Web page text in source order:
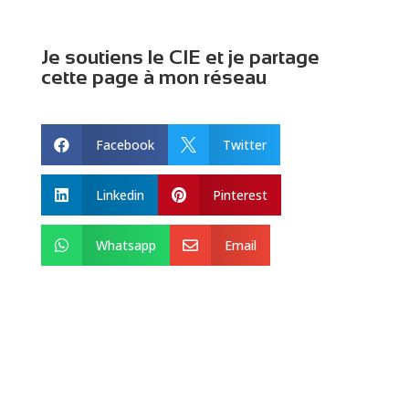
Je soutiens le CIE et je partage
cette page à mon réseau
 Facebook  Twitter
 Linkedin  Pinterest
 Whatsapp  Email